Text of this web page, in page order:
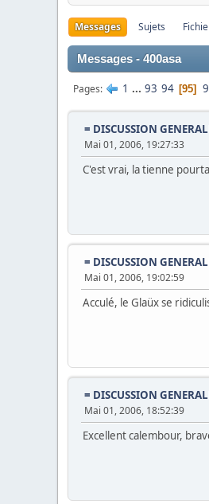
Messages Sujets
Messages - 400asa
Pages 1 ... 93 94 95
= DISCUSSION
Mai 01, 2006, 19:27:33
C'est vrai, la tienne
= DISCUSSION
Mai 01, 2006, 19:02:59
Acculé, le Glaüx se
= DISCUSSION
Mai 01, 2006, 18:52:39
Excellent calembour,